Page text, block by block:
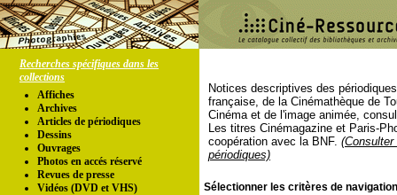
Recherches spécifiques dans les
collections
Affiches
Archives
Articles de périodiques
Dessins
Ouvrages
Photos en accés réservé
Revues de presse
Vidéos (DVD et VHS)
Notices descriptives des
française, de la Cinémathèque de
Cinéma et de l'image animée,
Les titres Cinémagazine et Paris-
coopération avec la BNF.
périodiques)
Sélectionner les critères de